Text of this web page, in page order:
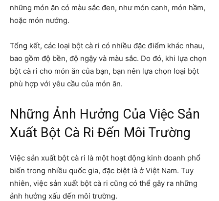
những món ăn có màu sắc đen, như món canh, món hầm,
hoặc món nướng.
Tổng kết, các loại bột cà ri có nhiều đặc điểm khác nhau,
bao gồm độ bền, độ ngậy và màu sắc. Do đó, khi lựa chọn
bột cà ri cho món ăn của bạn, bạn nên lựa chọn loại bột
phù hợp với yêu cầu của món ăn.
Những Ảnh Hưởng Của Việc Sản
Xuất Bột Cà Ri Đến Môi Trường
Việc sản xuất bột cà ri là một hoạt động kinh doanh phổ
biến trong nhiều quốc gia, đặc biệt là ở Việt Nam. Tuy
nhiên, việc sản xuất bột cà ri cũng có thể gây ra những
ảnh hưởng xấu đến môi trường.